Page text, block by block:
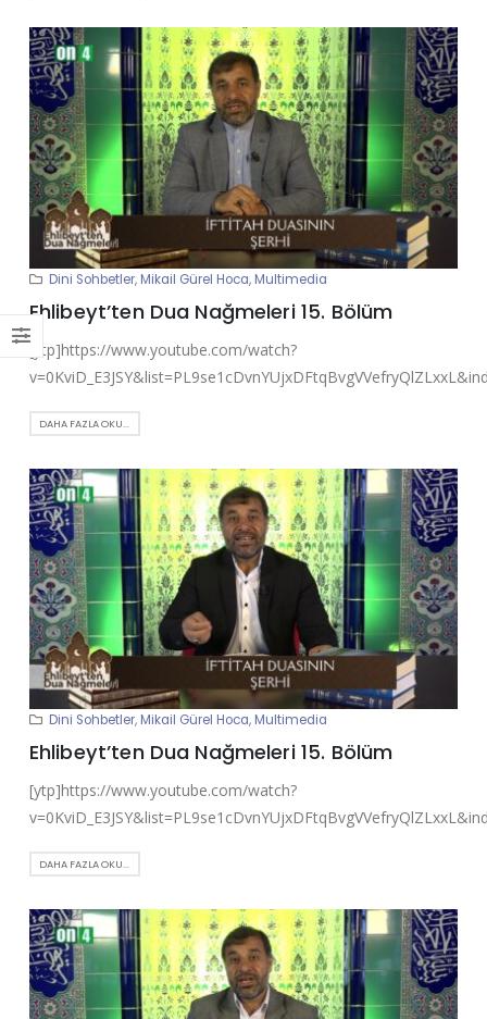
Dini Sohbetler, Mikail Gürel Hoca, Multimedia
Ehlibeyt’ten Dua Nağmeleri 15. Bölüm
[ytp]https://www.youtube.com/watch?
DAHA FAZLA OKU...
Dini Sohbetler, Mikail Gürel Hoca, Multimedia
Ehlibeyt’ten Dua Nağmeleri 15. Bölüm
[ytp]https://www.youtube.com/watch?
DAHA FAZLA OKU...